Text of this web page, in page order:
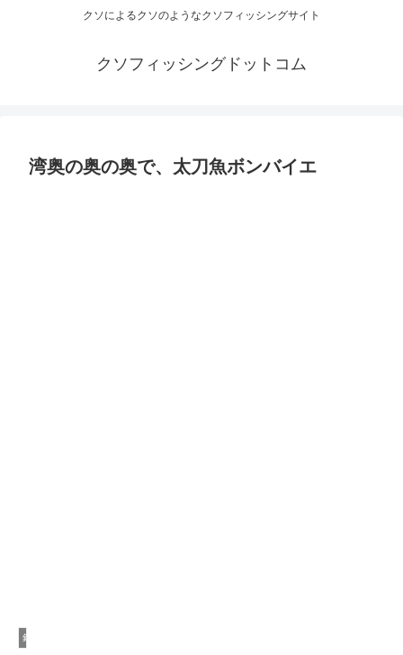
クソによるクソのようなクソフィッシングサイト
クソフィッシングドットコム
湾奥の奥の奥で、太刀魚ボンバイエ
釣行記